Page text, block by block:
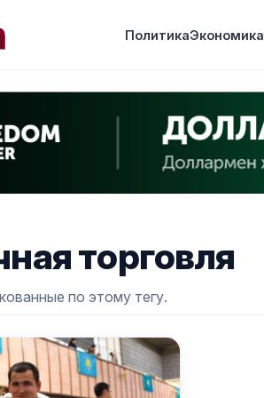
ПолитикаЭкономика
торговля
по этому тегу.